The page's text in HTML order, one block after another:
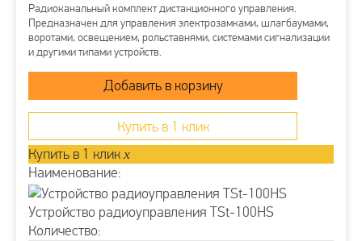
Радиоканальный комплект дистанционного управления.
Предназначен для управления электрозамками, шлагбаумами,
воротами, освещением, рольставнями, системами сигнализации
и другими типами устройств.
Купить в 1 клик
Купить в 1 клик x
Наименование:
Устройство радиоуправления TSt-100HS
Количество: